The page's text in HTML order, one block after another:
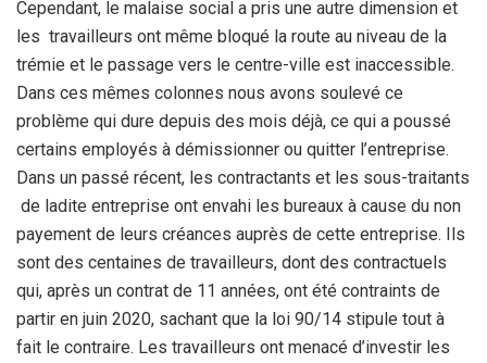
Cependant, le malaise social a pris une autre dimension et
les travailleurs ont même bloqué la route au niveau de la
trémie et le passage vers le centre-ville est inaccessible.
Dans ces mêmes colonnes nous avons soulevé ce
problème qui dure depuis des mois déjà, ce qui a poussé
certains employés à démissionner ou quitter l’entreprise.
Dans un passé récent, les contractants et les sous-traitants
de ladite entreprise ont envahi les bureaux à cause du non
payement de leurs créances auprès de cette entreprise. Ils
sont des centaines de travailleurs, dont des contractuels
qui, après un contrat de 11 années, ont été contraints de
partir en juin 2020, sachant que la loi 90/14 stipule tout à
fait le contraire. Les travailleurs ont menacé d’investir les